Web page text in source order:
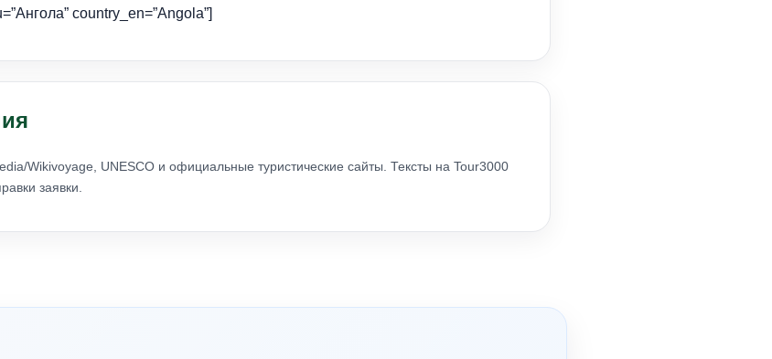
country_en=”Angola”]
Wikivoyage, UNESCO и официальные туристические сайты. Тексты на Tour3000
заявки.